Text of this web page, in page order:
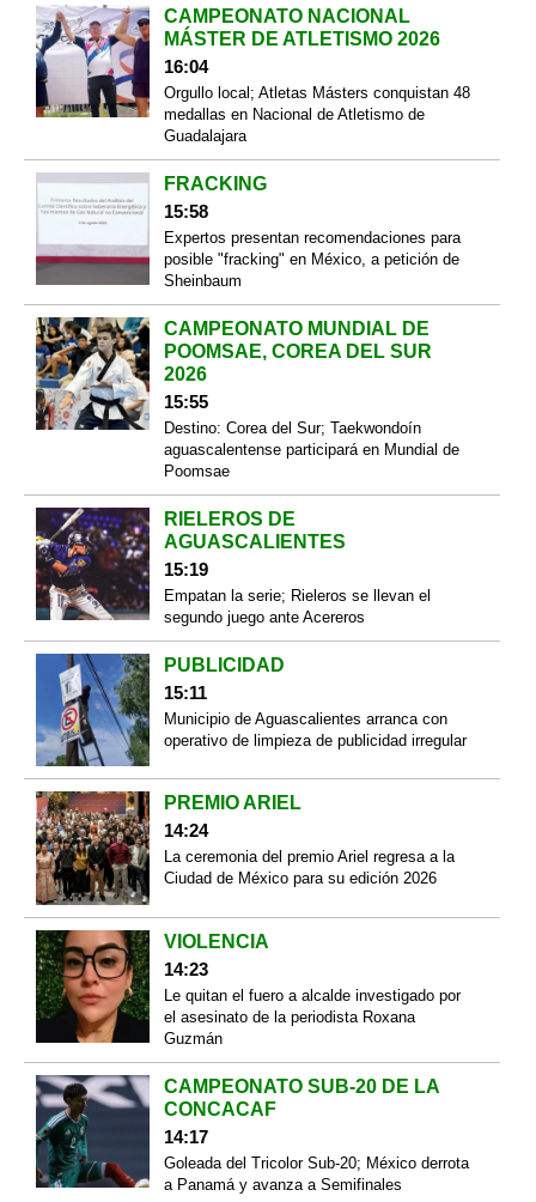
CAMPEONATO NACIONAL
MÁSTER DE ATLETISMO 2026
16:04
Orgullo local; Atletas Másters conquistan 48
medallas en Nacional de Atletismo de
Guadalajara
FRACKING
15:58
Expertos presentan recomendaciones para
posible "fracking" en México, a petición de
Sheinbaum
CAMPEONATO MUNDIAL DE
POOMSAE, COREA DEL SUR
2026
15:55
Destino: Corea del Sur; Taekwondoín
aguascalentense participará en Mundial de
Poomsae
RIELEROS DE
AGUASCALIENTES
15:19
Empatan la serie; Rieleros se llevan el
segundo juego ante Acereros
PUBLICIDAD
15:11
Municipio de Aguascalientes arranca con
operativo de limpieza de publicidad irregular
PREMIO ARIEL
14:24
La ceremonia del premio Ariel regresa a la
Ciudad de México para su edición 2026
VIOLENCIA
14:23
Le quitan el fuero a alcalde investigado por
el asesinato de la periodista Roxana
Guzmán
CAMPEONATO SUB-20 DE LA
CONCACAF
14:17
Goleada del Tricolor Sub-20; México derrota
a Panamá y avanza a Semifinales